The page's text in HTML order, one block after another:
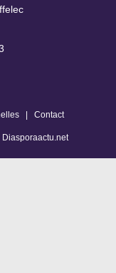
| Contact
Diasporaactu.net